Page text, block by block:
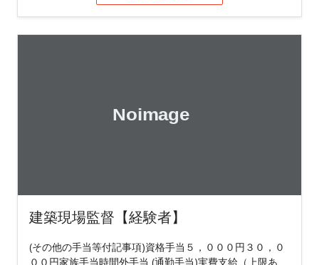
建築現場監督【経験者】
(その他の手当等付記事項)資格手当５，０００円３０，０
００円家族手当時間外手当 (通勤手当)実費支給（上限あ